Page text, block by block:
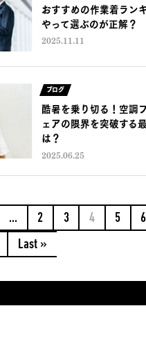
おすすめの作業着ラン
やって選ぶのが正解？
2025.11.11
ブログ
酷暑を乗り切る！空調
ェアの限界を突破する
は？
2025.06.25
... 2 3 4 5 6
Last »